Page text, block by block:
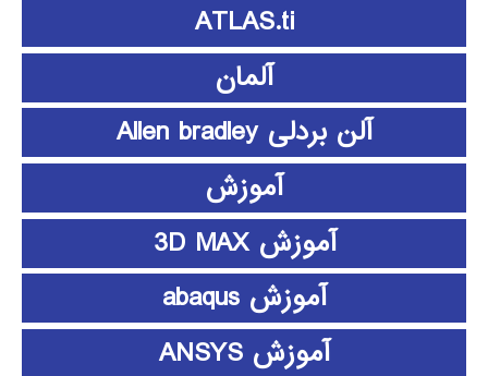
ATLAS.ti
آلمان
آلن بردلی Allen bradley
آموزش
آموزش 3D MAX
آموزش abaqus
آموزش ANSYS